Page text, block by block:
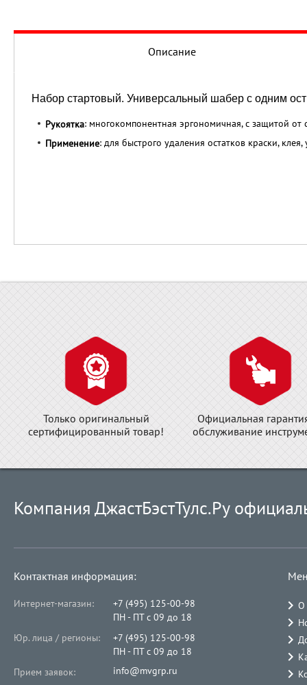
Описание
Набор стартовый. Универсальный шабер с одним
Рукоятка: многокомпонентная эргономичная, с защитой от
Применение: для быстрого удаления остатков краски,
Только оригинальный
сертифицированный товар!
Официальная
обслуживание
Компания ДжастБэстТулс.Ру
Контактная информация:
Интернет-магазин:
+7 (495) 125-00-98
ПН - ПТ с 09 до 18
Юр. лица / регионы:
+7 (495) 125-00-98
ПН - ПТ с 09 до 18
Прием заявок:
info@mvgrp.ru
О